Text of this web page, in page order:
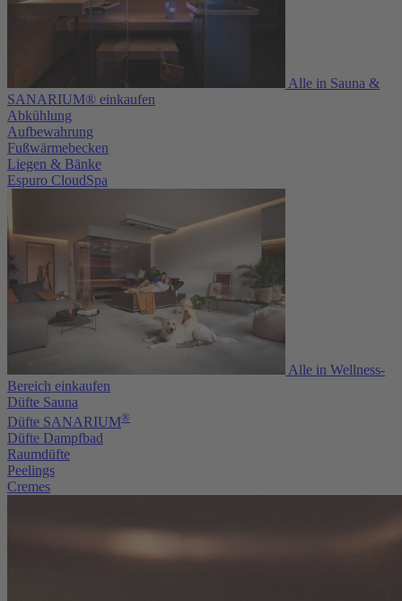
Alle in Sauna &
SANARIUM® einkaufen
Abkühlung
Aufbewahrung
Fußwärmebecken
Liegen & Bänke
Espuro CloudSpa
Alle in Wellness-
Bereich einkaufen
Düfte Sauna
Düfte SANARIUM®
Düfte Dampfbad
Raumdüfte
Peelings
Cremes